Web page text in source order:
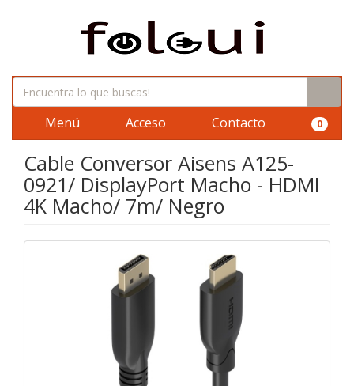
Menú Acceso Contacto 0
Cable Conversor Aisens A125-
0921/ DisplayPort Macho - HDMI
4K Macho/ 7m/ Negro